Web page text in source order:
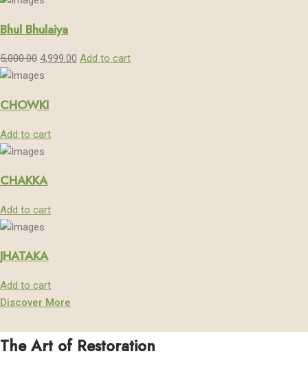
Bhul Bhulaiya
5,000.00 4,999.00 Add to cart
CHOWKI
Add to cart
CHAKKA
Add to cart
JHATAKA
Add to cart
Discover More
The Art of Restoration